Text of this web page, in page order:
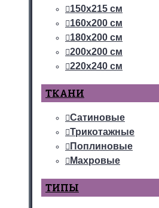
150х215 см
160х200 см
180х200 см
200х200 см
220х240 см
ТКАНИ
Сатиновые
Трикотажные
Поплиновые
Махровые
ТИПЫ